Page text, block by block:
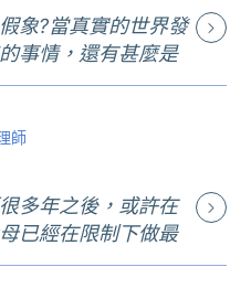
們想起自己遭遇
些感受往往無法
受其實是極大的
，也不會平息。
前的經驗，就好
受都血淋淋像生
統整的跡象，而
的方式影響受創
困擾、睡眠障
有些思考。廣末
呈現一個女人的
像原來枯竭很久
都活了過來似
預期結婚後會變
這中間到底發生
談這件事，才知
母親獎，而且歷
一的規劃，人民
該面對的，雖然
像，這是比較傷
棄祖背宗
寫在黑板上，老
學生理解這個詞
背甚麼宗？台灣
先嗎？還是曾經
談的了解。
其實有很多面向
一樣)。首先，一
獲利?我個人持肯
驗書寫而成，或
專業經驗累積而
理科太太這件事
她有說對，就是
人來說是不小的
象?當真實的世界發
事情，還有甚麼是
確定感。我剛剛
訊息，告知我目
久，滿心期待將
，這樣的暫緩是
我有點驚嚇的趕
的紀錄，但整個
師
多年之後，或許在
已經在限制下做最